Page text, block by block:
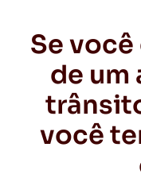
Se
de um
você